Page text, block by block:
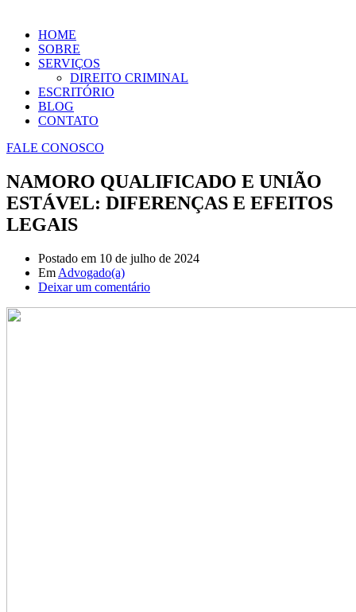
HOME
SOBRE
SERVIÇOS
DIREITO CRIMINAL
ESCRITÓRIO
BLOG
CONTATO
FALE CONOSCO
NAMORO QUALIFICADO E UNIÃO
ESTÁVEL: DIFERENÇAS E EFEITOS
LEGAIS
Postado em 10 de julho de 2024
Em Advogado(a)
Deixar um comentário